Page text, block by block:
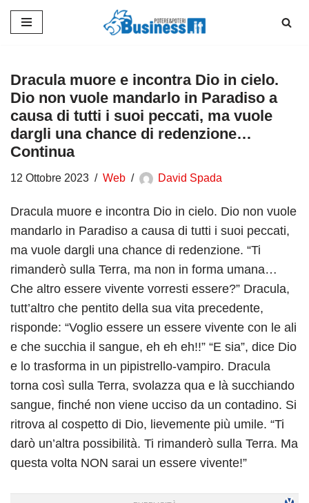
contenuto
Dracula muore e incontra Dio in cielo.
Dio non vuole mandarlo in Paradiso a
causa di tutti i suoi peccati, ma vuole
dargli una chance di redenzione…
Continua
12 Ottobre 2023 Web David Spada
Dracula muore e incontra Dio in cielo. Dio non vuole
mandarlo in Paradiso a causa di tutti i suoi peccati,
ma vuole dargli una chance di redenzione. “Ti
rimanderò sulla Terra, ma non in forma umana…
Che altro essere vivente vorresti essere?” Dracula,
tutt’altro che pentito della sua vita precedente,
risponde: “Voglio essere un essere vivente con le ali
e che succhia il sangue, eh eh eh!!” “E sia”, dice Dio
e lo trasforma in un pipistrello-vampiro. Dracula
torna così sulla Terra, svolazza qua e là succhiando
sangue, finché non viene ucciso da un contadino. Si
ritrova al cospetto di Dio, lievemente più umile. “Ti
darò un’altra possibilità. Ti rimanderò sulla Terra. Ma
questa volta NON sarai un essere vivente!”